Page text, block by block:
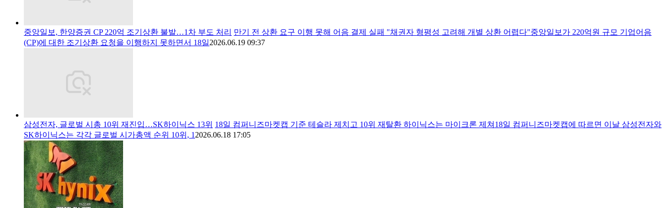
중앙일보, 한양증권 CP 220억 조기상환 불발…1차 부도 처리 만기 전 상환 요구 이행 못해 어음 결제 실패 "채권자 형평성 고려해 개별 상환 어렵다"중앙일보가 220억원 규모 기업어음
(CP)에 대한 조기상환 요청을 이행하지 못하면서 18일2026.06.19 09:37
삼성전자, 글로벌 시총 10위 재진입…SK하이닉스 13위 18일 컴퍼니즈마켓캡 기준 테슬라 제치고 10위 재탈환 하이닉스는 마이크론 제쳐18일 컴퍼니즈마켓캡에 따르면 이날 삼성전자와
SK하이닉스는 각각 글로벌 시가총액 순위 10위, 1 2026.06.18 17:05